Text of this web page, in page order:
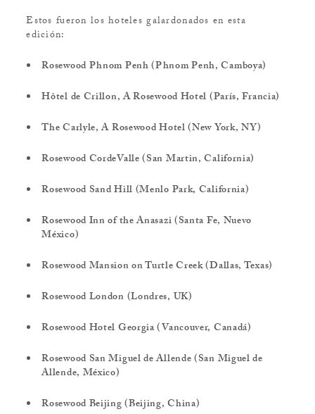
Estos fueron los hoteles galardonados en esta
edición:
Rosewood Phnom Penh (Phnom Penh, Camboya)
Hôtel de Crillon, A Rosewood Hotel (París, Francia)
The Carlyle, A Rosewood Hotel (New York, NY)
Rosewood CordeValle (San Martin, California)
Rosewood Sand Hill (Menlo Park, California)
Rosewood Inn of the Anasazi (Santa Fe, Nuevo
México)
Rosewood Mansion on Turtle Creek (Dallas, Texas)
Rosewood London (Londres, UK)
Rosewood Hotel Georgia (Vancouver, Canadá)
Rosewood San Miguel de Allende (San Miguel de
Allende, México)
Rosewood Beijing (Beijing, China)